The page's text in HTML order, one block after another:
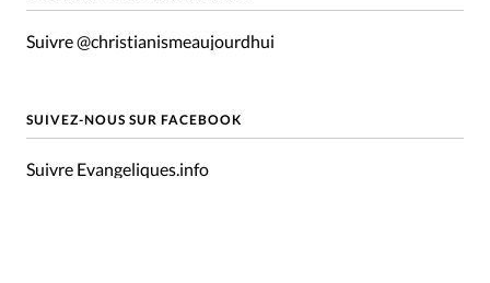
Suivre @christianismeaujourdhui
SUIVEZ-NOUS SUR FACEBOOK
Suivre Evangeliques.info